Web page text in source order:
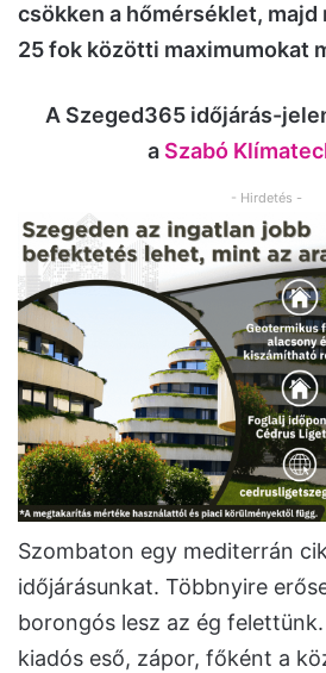
csökken a hőmérséklet, majd
25 fok közötti maximumokat
A Szeged365 időjárás-
a Szabó
- Hirdetés -
Szombaton egy mediterrán
időjárásunkat. Többnyire
borongós lesz az ég
kiadós eső, zápor, főként a